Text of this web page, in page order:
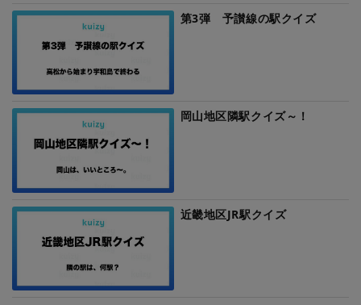
第3弾 予讃線の駅クイズ
岡山地区隣駅クイズ～！
近畿地区JR駅クイズ